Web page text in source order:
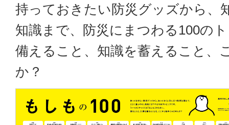
持っておきたい防災グッズから、
知識まで、防災にまつわる100の
備えること、知識を蓄えること、
か？